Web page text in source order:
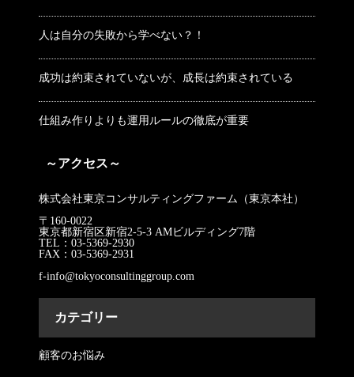
人は自分の失敗から学べない？！
成功は約束されていないが、成長は約束されている
仕組み作りよりも運用ルールの徹底が重要
～アクセス～
株式会社東京コンサルティングファーム（東京本社）
〒160-0022
東京都新宿区新宿2-5-3 AMビルディング7階
TEL：03-5369-2930
FAX：03-5369-2931
f-info@tokyoconsultinggroup.com
カテゴリー
顧客のお悩み